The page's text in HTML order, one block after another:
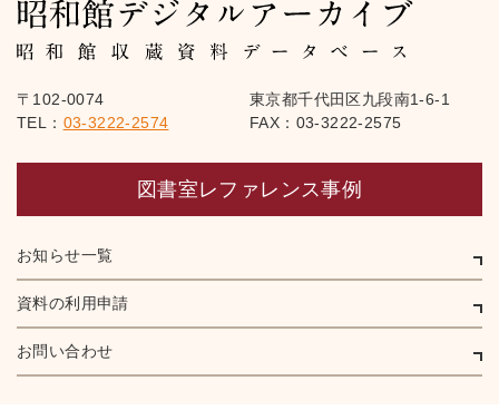
〒102-0074
東京都千代田区九段南1-6-1
TEL： 03-3222-2574 FAX：03-3222-2575
図書室レファレンス事例
お知らせ一覧
資料の利用申請
お問い合わせ